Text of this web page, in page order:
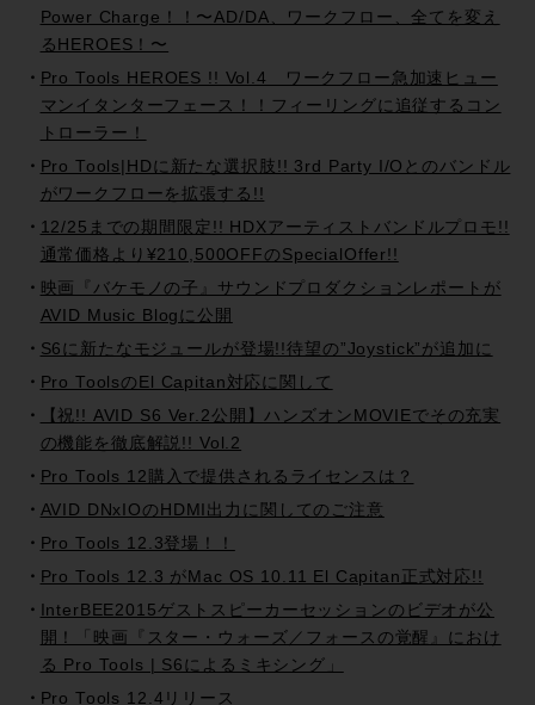
Power Charge！！〜AD/DA、ワークフロー、全てを変え
るHEROES！〜
Pro Tools HEROES !! Vol.4 ワークフロー急加速ヒュー
マンイタンターフェース！！フィーリングに追従するコン
トローラー！
Pro Tools|HDに新たな選択肢!! 3rd Party I/Oとのバンドル
がワークフローを拡張する!!
12/25までの期間限定!! HDXアーティストバンドルプロモ!!
通常価格より¥210,500OFFのSpecialOffer!!
映画『バケモノの子』サウンドプロダクションレポートが
AVID Music Blogに公開
S6に新たなモジュールが登場!!待望の”Joystick”が追加に
Pro ToolsのEl Capitan対応に関して
【祝!! AVID S6 Ver.2公開】ハンズオンMOVIEでその充実
の機能を徹底解説!! Vol.2
Pro Tools 12購入で提供されるライセンスは？
AVID DNxIOのHDMI出力に関してのご注意
Pro Tools 12.3登場！！
Pro Tools 12.3 がMac OS 10.11 El Capitan正式対応!!
InterBEE2015ゲストスピーカーセッションのビデオが公
開！「映画『スター・ウォーズ／フォースの覚醒』におけ
る Pro Tools | S6によるミキシング」
Pro Tools 12.4リリース